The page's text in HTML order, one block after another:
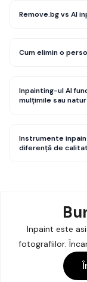
Remove.bg vs AI
Cum elimin o
Inpainting-ul AI
mulțimile sau
Instrumente
diferență de
Inpaint este
fotografiilor.